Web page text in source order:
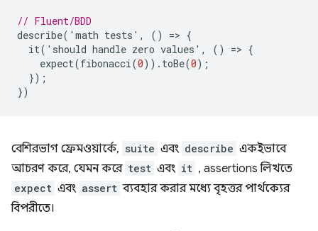
// Fluent/BDD
describe( ' math tests ' , () => {
it( ' should handle zero values ' , () => {
expect(fibonacci(0)). toBe(0);
});
})
বেশিরভাগ ফ্রেমওয়ার্কে, suite এবং describe একইভাবে
আচরণ করে, যেমন করে test এবং it , assertions লিখতে
expect এবং assert ব্যবহার করার মধ্যে বৃহত্তর পার্থক্যের
বিপরীতে।